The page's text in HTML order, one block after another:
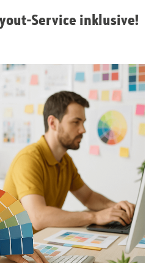
Service inklusive!